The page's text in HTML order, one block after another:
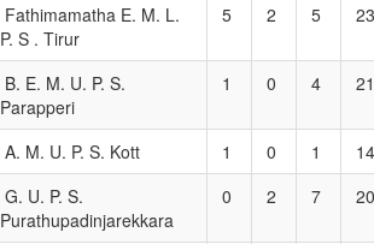
Fathimamatha E. M. L.
P. S . Tirur
5 2 5 23
B. E. M. U. P. S.
Parapperi
1 0 4 21
A. M. U. P. S. Kott 1 0 1
14
G. U. P. S.
Purathupadinjarekkara
0 2 7 20